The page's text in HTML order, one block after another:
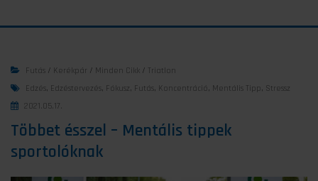
Futás / Kerékpár / Minden Cikk / Triatlon
Edzés, Edzéstervezés, Fókusz, Futás, Koncentráció , Mentális Tipp , Stressz
2021.05.17.
Többet ésszel – Mentális tippek
sportolóknak